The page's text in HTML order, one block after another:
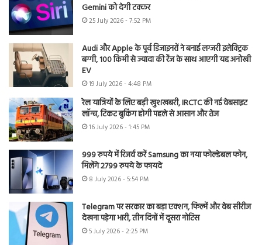
Gemini को देगी टक्कर
25 July 2026 - 7:52 PM
Audi और Apple के पूर्व डिजाइनरों ने बनाई लग्जरी इलेक्ट्रिक
बग्गी, 100 किमी से ज्यादा की रेंज के साथ आएगी यह अनोखी
EV
19 July 2026 - 4:48 PM
रेल यात्रियों के लिए बड़ी खुशखबरी, IRCTC की नई वेबसाइट
लॉन्च, टिकट बुकिंग होगी पहले से आसान और तेज
16 July 2026 - 1:45 PM
999 रुपये में रिजर्व करें Samsung का नया फोल्डेबल फोन,
मिलेंगे 2799 रुपये के फायदे
8 July 2026 - 5:54 PM
Telegram पर सरकार का बड़ा एक्शन, फिल्में और वेब सीरीज
देखना पड़ेगा भारी, तीन दिनों में दूसरा नोटिस
5 July 2026 - 2:25 PM